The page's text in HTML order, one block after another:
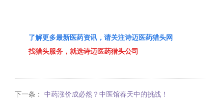
了解更多最新医药资讯，请关注诗迈医药猎头网
找猎头服务，就选诗迈医药猎头公司
下一条： 中药涨价成必然？中医馆春天中的挑战！